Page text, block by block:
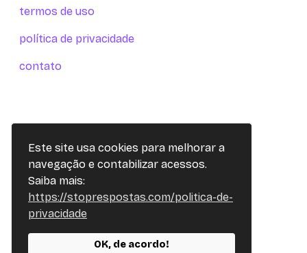
Este site usa cookies para melhorar a
navegação e contabilizar acessos.
Saiba mais:
https://stoprespostas.com/politica-de-
privacidade
OK, de acordo!
termos de uso
política de privacidade
contato